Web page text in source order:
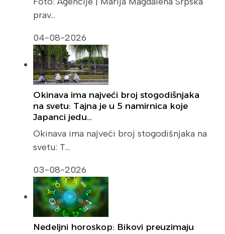
prav…
04-08-2026
Okinava ima najveći broj stogodišnjaka
na svetu: Tajna je u 5 namirnica koje
Japanci jedu…
Okinava ima najveći broj stogodišnjaka na
svetu: T…
03-08-2026
Nedeljni horoskop: Bikovi preuzimaju